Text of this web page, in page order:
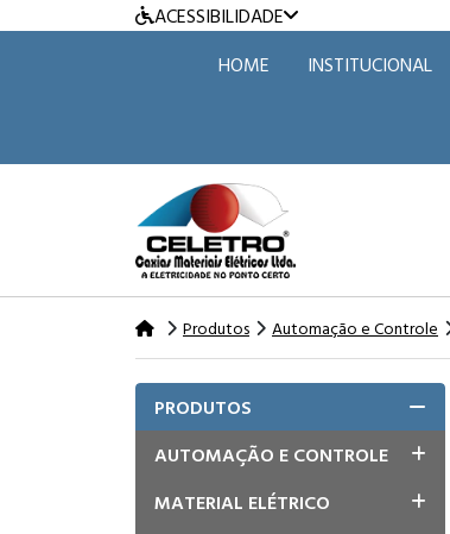
ACESSIBILIDADE
HOME
INSTITUCIONAL
Produtos Automação e Controle
PRODUTOS
AUTOMAÇÃO E CONTROLE
MATERIAL ELÉTRICO